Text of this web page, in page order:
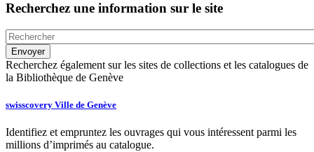
Recherchez une information sur le site
Recherchez également sur les sites de collections et les catalogues de
la Bibliothèque de Genève
swisscovery Ville de Genève
Identifiez et empruntez les ouvrages qui vous intéressent parmi les
millions d’imprimés au catalogue.